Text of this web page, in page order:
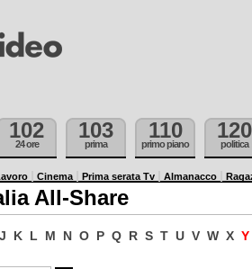
102
24 ore
103
prima
110
primo piano
120
politica
Cinema Prima serata Tv Almanacco
All-Share
J K L M N O P Q R S T U V W X Y